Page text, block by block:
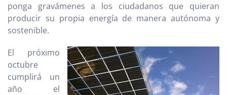
ponga gravámenes a los ciudadanos que quieran
producir su propia energía de manera autónoma y
sostenible.
El próximo
octubre
cumplirá un
año el